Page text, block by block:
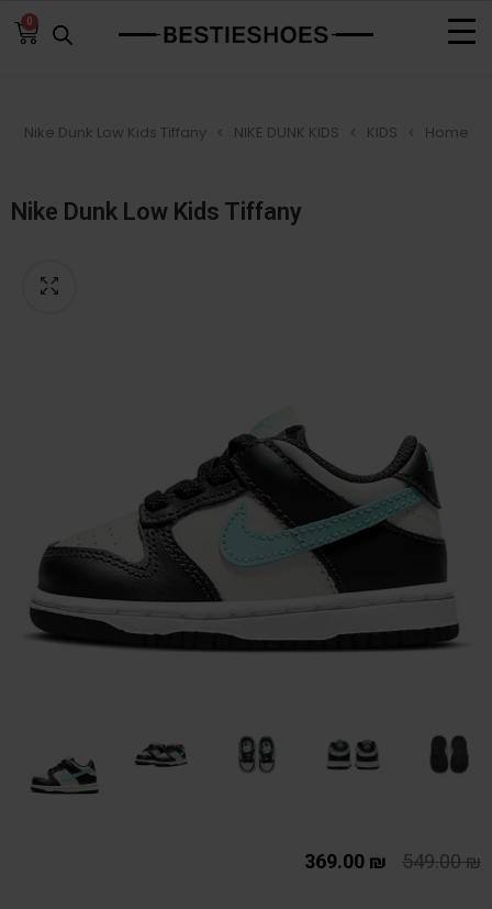
0
Home
KIDS
NIKE DUNK KIDS
Nike Dunk Low Kids Tiffany
Nike Dunk Low Kids Tiffany
549.00₪
369.00 ₪